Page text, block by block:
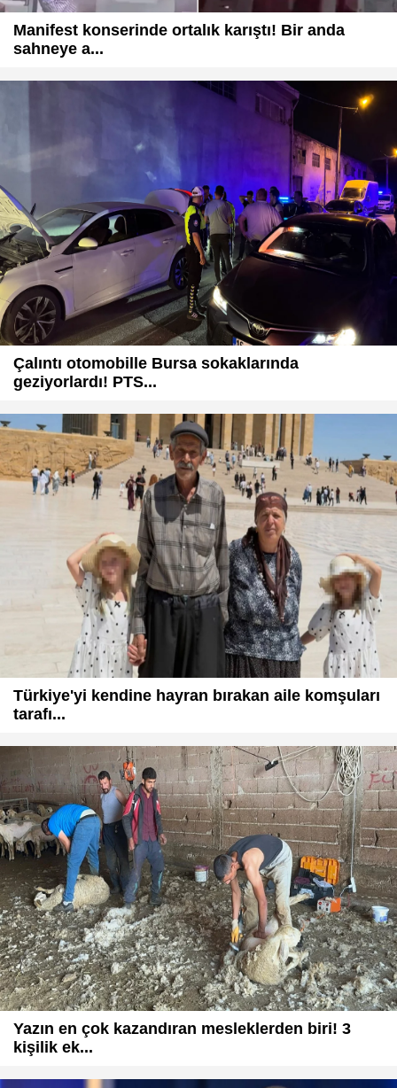
Manifest konserinde ortalık karıştı! Bir anda
sahneye a...
Çalıntı otomobille Bursa sokaklarında
geziyorlardı! PTS...
Türkiye'yi kendine hayran bırakan aile komşuları
tarafı...
Yazın en çok kazandıran mesleklerden biri! 3
kişilik ek...